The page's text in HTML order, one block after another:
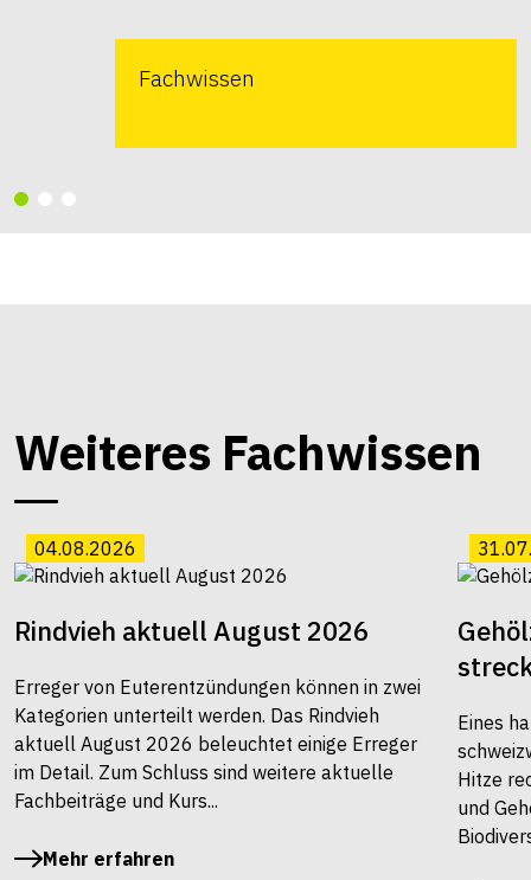
Fachwissen
Weiteres Fachwissen
04.08.2026
Rindvieh aktuell August 2026
Erreger von Euterentzündungen können in zwei
Kategorien unterteilt werden. Das Rindvieh
aktuell August 2026 beleuchtet einige Erreger
im Detail. Zum Schluss sind weitere aktuelle
Fachbeiträge und Kurs...
Mehr erfahren
Eines
Hitze
und